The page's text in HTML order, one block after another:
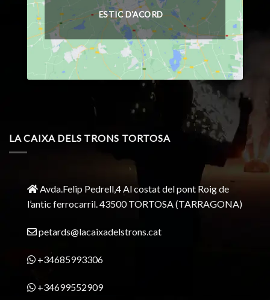
ESTIC D'ACORD
LA CAIXA DELS TRONS TORTOSA
Avda.Felip Pedrell,4 Al costat del pont Roig de
l’antic ferrocarril.43500 TORTOSA(TARRAGONA)
petards@lacaixadelstrons.cat
+34685993306
+34699552909